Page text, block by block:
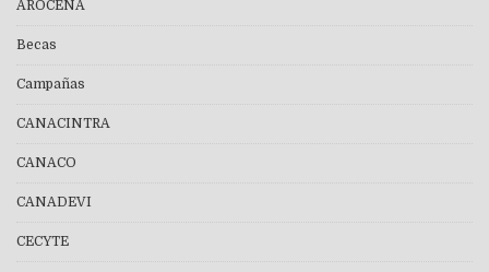
AROCENA
Becas
Campañas
CANACINTRA
CANACO
CANADEVI
CECYTE